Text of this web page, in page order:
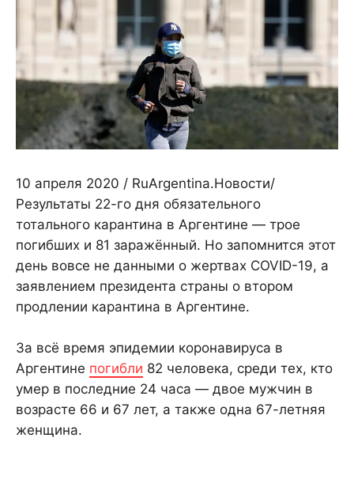
10 апреля 2020 / RuArgentina.Новости/
Результаты 22-го дня обязательного
тотального карантина в Аргентине — трое
погибших и 81 заражённый. Но запомнится этот
день вовсе не данными о жертвах COVID-19, а
заявлением президента страны о втором
продлении карантина в Аргентине.
За всё время эпидемии коронавируса в
Аргентине погибли 82 человека, среди тех, кто
умер в последние 24 часа — двое мужчин в
возрасте 66 и 67 лет, а также одна 67-летняя
женщина.